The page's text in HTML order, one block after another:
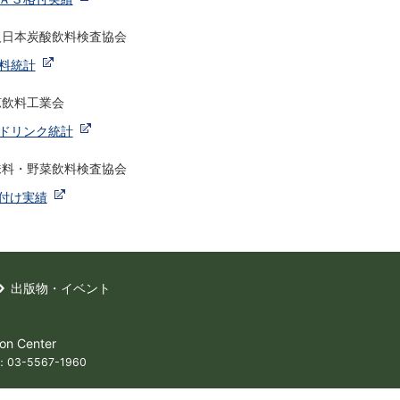
本炭酸飲料検査協会
統計
料工業会
リンク統計
・野菜飲料検査協会
け実績
出版物・イベント
Center
03-5567-1960